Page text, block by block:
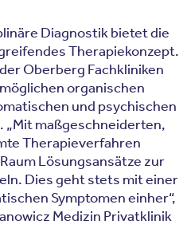
Diagnostik bietet die
Therapiekonzept.
Oberberg Fachkliniken
organischen
und psychischen
„Mit maßgeschneiderten,
Therapieverfahren
Lösungsansätze zur
Dies geht stets mit einer
Symptomen einher“,
Medizin Privatklinik